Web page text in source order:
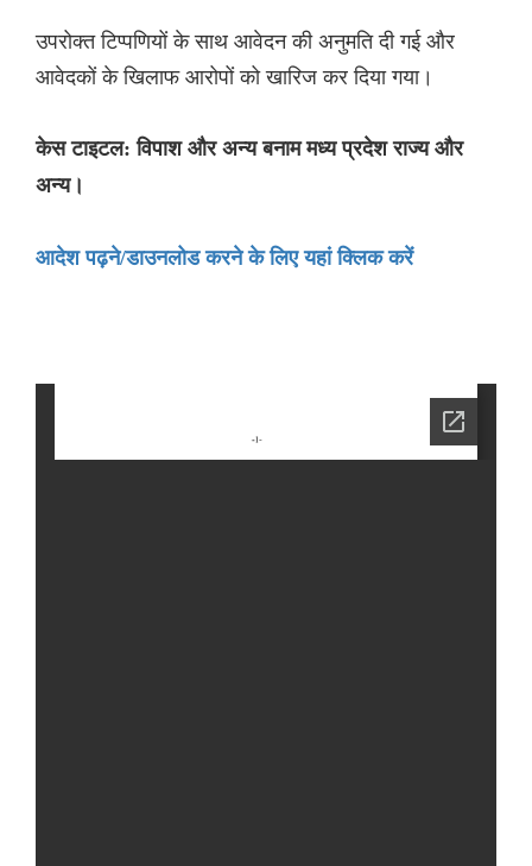
उपरोक्त टिप्पणियों के साथ आवेदन की अनुमति दी गई और
आवेदकों के खिलाफ आरोपों को खारिज कर दिया गया।
केस टाइटल: विपाश और अन्य बनाम मध्य प्रदेश राज्य और
अन्य।
आदेश पढ़ने/डाउनलोड करने के लिए यहां क्लिक करें